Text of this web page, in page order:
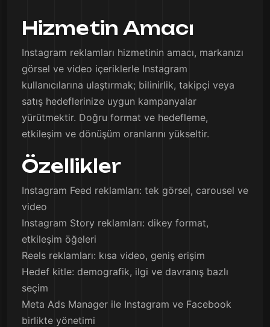
Hizmetin Amacı
Instagram reklamları hizmetinin amacı, markanızı
görsel ve video içeriklerle Instagram
kullanıcılarına ulaştırmak; bilinirlik, takipçi veya
satış hedeflerinize uygun kampanyalar
yürütmektir. Doğru format ve hedefleme,
etkileşim ve dönüşüm oranlarını yükseltir.
Özellikler
Instagram Feed reklamları: tek görsel, carousel ve
video
Instagram Story reklamları: dikey format,
etkileşim öğeleri
Reels reklamları: kısa video, geniş erişim
Hedef kitle: demografik, ilgi ve davranış bazlı
seçim
Meta Ads Manager ile Instagram ve Facebook
birlikte yönetimi